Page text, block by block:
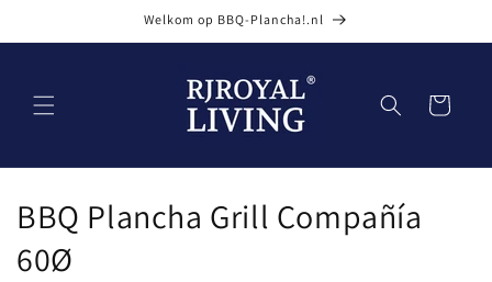
content
Welkom op BBQ-Plancha!.nl
Winkelwagen
C
o
BBQ Plancha Grill Compañía
60Ø